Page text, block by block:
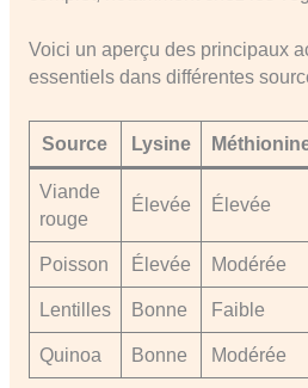
Voici un aperçu des principaux
essentiels dans différentes
Source Lysine
Viande
rouge
Élevée Élevée
Poisson Élevée Modérée
Lentilles Bonne Faible
Quinoa Bonne Modérée